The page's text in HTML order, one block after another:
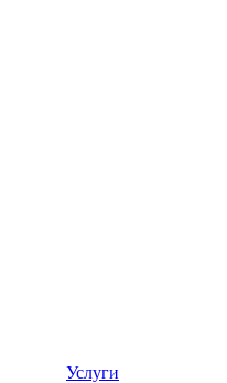
Услуги